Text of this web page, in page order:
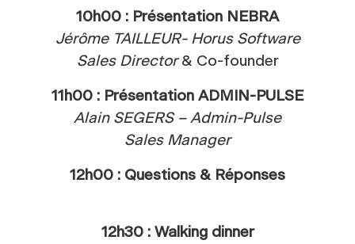
10h00 : Présentation NEBRA
Jérôme TAILLEUR- Horus Software
Sales Director& Co-founder
11h00 : Présentation ADMIN-PULSE
Alain SEGERS – Admin-Pulse
Sales Manager
12h00 : Questions & Réponses
12h30 : Walking dinner